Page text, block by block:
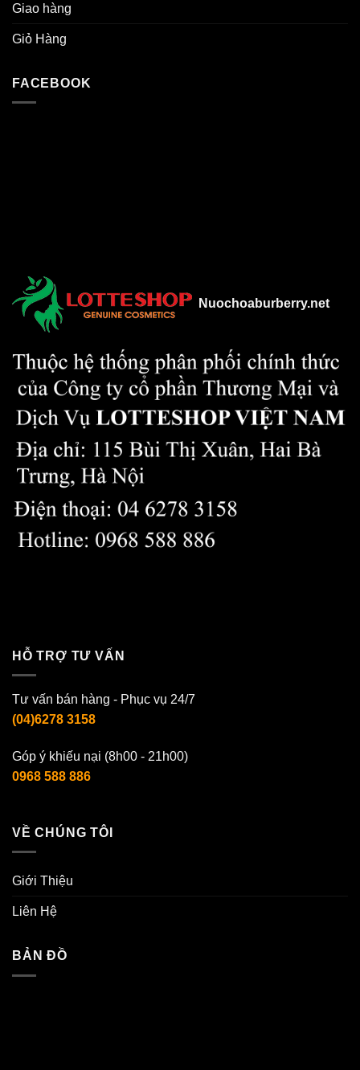
Giao hàng
Giỏ Hàng
FACEBOOK
Nuochoaburberry.net
HỖ TRỢ TƯ VẤN
Tư vấn bán hàng - Phục vụ 24/7
(04)6278 3158
Góp ý khiếu nại (8h00 - 21h00)
0968 588 886
VỀ CHÚNG TÔI
Giới Thiệu
Liên Hệ
BẢN ĐỒ